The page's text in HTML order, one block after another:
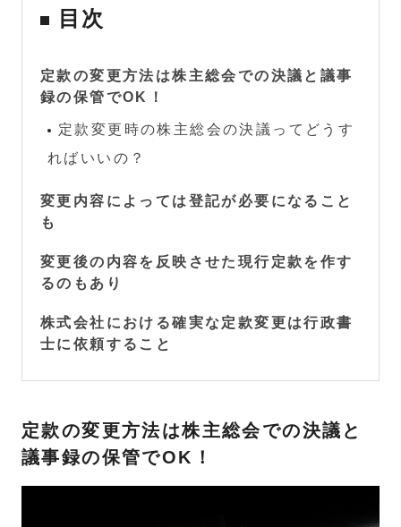
目次
定款の変更方法は株主総会での決議と議事
録の保管でOK！
定款変更時の株主総会の決議ってどうす
ればいいの？
変更内容によっては登記が必要になること
も
変更後の内容を反映させた現行定款を作す
るのもあり
株式会社における確実な定款変更は行政書
士に依頼すること
定款の変更方法は株主総会での決議と
議事録の保管でOK！